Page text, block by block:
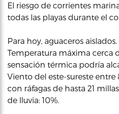
El riesgo de corrientes
todas las playas durante el
Para hoy, aguaceros
Temperatura máxima cerca
sensación térmica podría
Viento del este-sureste entre
con ráfagas de hasta 21
de lluvia: 10%.